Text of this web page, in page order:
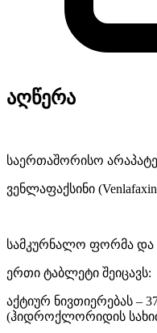
აღწერა
საერთაშორისო
ვენლაფაქსინი
სამკურნალო ფორმა და
ერთი ტაბლეტი შეიცავს:
აქტიურ ნივთიერებას –
(ჰიდროქლორიდის